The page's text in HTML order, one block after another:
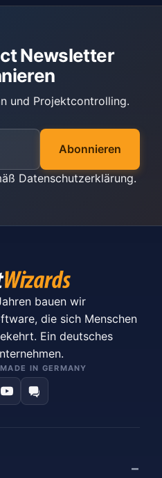
Newsletter
und Projektcontrolling.
Abonnieren
Datenschutzerklärung.
bauen wir
die sich Menschen
Ein deutsches
IN GERMANY